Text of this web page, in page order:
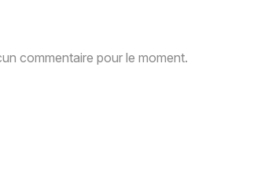
commentaire pour le moment.